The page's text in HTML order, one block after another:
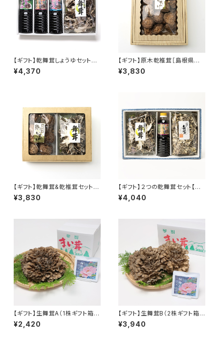
【ギフト】乾舞茸しょうゆセット
【送料込】
¥4,370
【ギフト】原木乾椎茸［島根県産］
160g【送料込】
¥3,830
【ギフト】乾舞茸&乾椎茸セット
【送料込】
¥3,830
【ギフト】２つの乾舞茸セット【送
料込】
¥4,040
【ギフト】生舞茸A（1株ギフト箱
入）400g×1 福舞茶×1P【送料
込】
¥2,420
【ギフト】生舞茸B（2株ギフト箱
入）400g×2 福舞茶×1P【送
料込】
¥3,940